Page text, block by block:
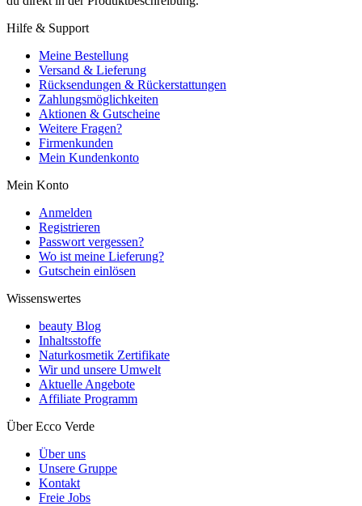
Hilfe & Support
Meine Bestellung
Versand & Lieferung
Rücksendungen & Rückerstattungen
Zahlungsmöglichkeiten
Aktionen & Gutscheine
Weitere Fragen?
Firmenkunden
Mein Kundenkonto
Mein Konto
Anmelden
Registrieren
Passwort vergessen?
Wo ist meine Lieferung?
Gutschein einlösen
Wissenswertes
beauty Blog
Inhaltsstoffe
Naturkosmetik Zertifikate
Wir und unsere Umwelt
Aktuelle Angebote
Affiliate Programm
Über Ecco Verde
Über uns
Unsere Gruppe
Kontakt
Freie Jobs